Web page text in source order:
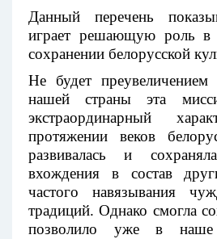
Данный перечень
играет решающую роль в
сохранении белорусской
Не будет преувеличением
нашей страны эта
экстраординарный
протяжении веков
развивалась и
вхождения в состав
частого навязывания
традиций. Однако смогла
позволило уже в наше